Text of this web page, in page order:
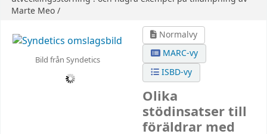
Marte Meo /
Bild från Syndetics
Normalvy
MARC-vy
ISBD-vy
Olika
stödinsatser till
föräldrar med